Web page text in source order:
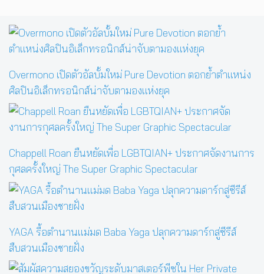
Overmono เปิดตัวอัลบั้มใหม่ Pure Devotion ตอกย้ำตำแหน่ง
ศิลปินอิเล็กทรอนิกส์น่าจับตามองแห่งยุค
Chappell Roan ยืนหยัดเพื่อ LGBTQIAN+ ประกาศจัดงานการ
กุศลครั้งใหญ่ The Super Graphic Spectacular
YAGA รื้อตำนานแม่มด Baba Yaga ปลุกความดาร์กสู่ซีรีส์
สืบสวนเมืองชายฝั่ง